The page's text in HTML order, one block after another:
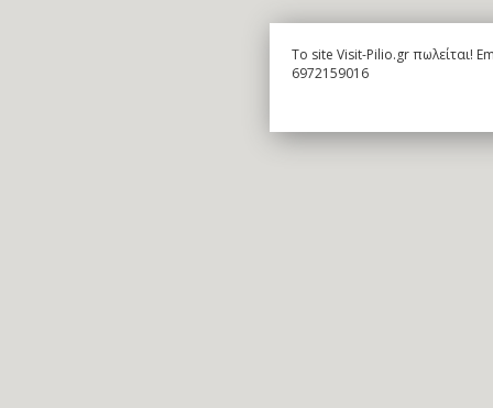
To site Visit-Pilio.gr πωλείται!
6972159016